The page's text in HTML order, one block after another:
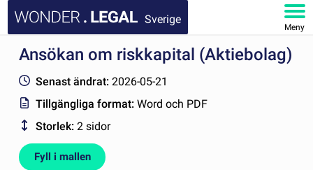
Sverige
Meny
STARTSIDA
DOKUMENT
FAQ
MITT KONTO
Ansökan om riskkapital (Aktiebolag)
Senast ändrat: 2026-05-21
Tillgängliga format:Word och PDF
Storlek: 2 sidor
Fyll i mallen